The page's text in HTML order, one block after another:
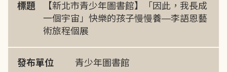
標題
【新北市青少年圖書館】「因此，我長成
一個宇宙」快樂的孩子慢慢養—李語恩藝
術旅程個展
發布單位 青少年圖書館